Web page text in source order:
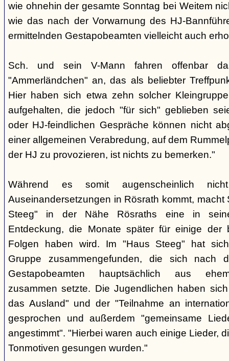
wie ohnehin der gesamte Sonntag bei Weitem
wie das nach der Vorwarnung des HJ-
ermittelnden Gestapobeamten vielleicht auch
Sch. und sein V-Mann fahren offenbar
"Ammerländchen" an, das als beliebter
Hier haben sich etwa zehn solcher
aufgehalten, die jedoch "für sich" geblieben
oder HJ-feindlichen Gespräche können nicht
einer allgemeinen Verabredung, auf dem
der HJ zu provozieren, ist nichts zu bemerken."
Während es somit augenscheinlich
Auseinandersetzungen in Rösrath kommt, macht
Steeg" in der Nähe Rösraths eine in
Entdeckung, die Monate später für einige der
Folgen haben wird. Im "Haus Steeg" hat
Gruppe zusammengefunden, die sich nach
Gestapobeamten hauptsächlich aus
zusammen setzte. Die Jugendlichen haben
das Ausland" und der "Teilnahme an
gesprochen und außerdem "gemeinsame
angestimmt". "Hierbei waren auch einige Lieder,
Tonmotiven gesungen wurden."